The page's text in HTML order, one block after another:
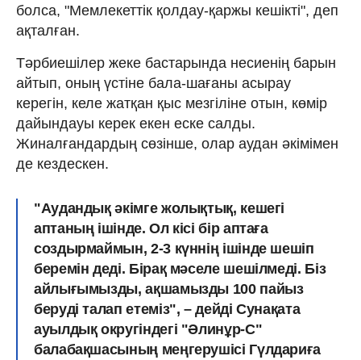
болса, "Мемлекеттік қолдау-қаржы кешікті", деп
ақталған.
Тәрбиешілер жеке бастарында несиенің барын
айтып, оның үстіне бала-шағаны асырау
керегін, келе жатқан қыс мезгіліне отын, көмір
дайындауы керек екен еске салды.
Жиналғандардың сөзінше, олар аудан әкімімен
де кездескен.
"Аудандық әкімге жолықтық, кешегі
аптаның ішінде. Ол кісі бір аптаға
создырмаймын, 2-3 күннің ішінде шешіп
беремін деді. Бірақ мәселе шешілмеді. Біз
айлығымызды, ақшамызды 100 пайыз
беруді талап етеміз", – дейді Сунақата
ауылдық округіндегі "Әлинұр-С"
балабақшасының меңгерушісі Гүлдариға